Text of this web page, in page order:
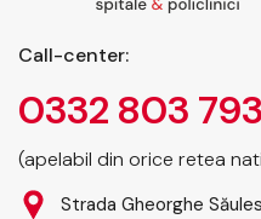
Call-center:
0332 803 793
(apelabil din orice retea
Strada Gheorghe